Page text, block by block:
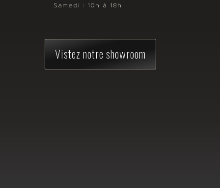
Samedi : 10h à 18h
Vistez notre showroom